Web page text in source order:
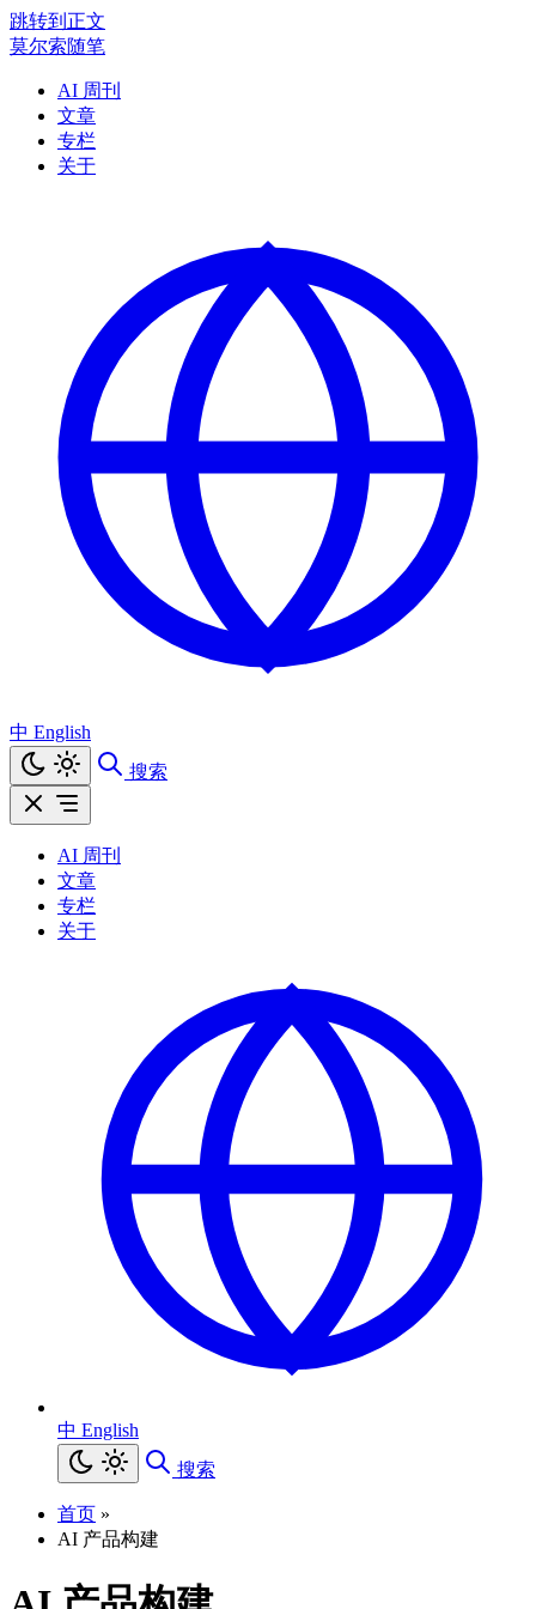
跳转到正文
莫尔索随笔
AI 周刊
文章
专栏
关于
中 English
搜索
AI 周刊
文章
专栏
关于
中 English
搜索
首页 »
AI 产品构建